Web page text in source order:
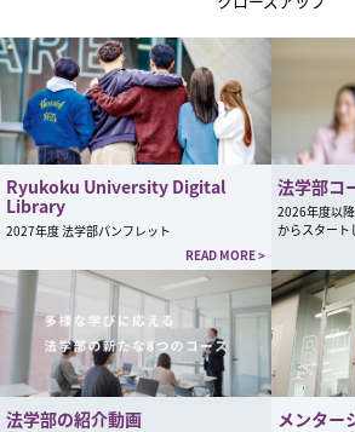
Ryukoku University Digital
Library
2027年度 法学部パンフレット
READ MORE >
法学部コ
2026年度以
からスタート
法学部の紹介動画 メンター